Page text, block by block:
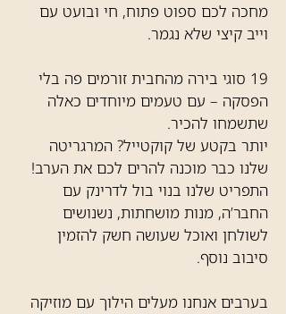
מחכה לכם ספוט פתוח, חי ובועט עם
וייב קיצי שלא נגמר.
19 סוגי בירה מהחבית זורמים פה בלי
הפסקה – עם טעמים מיוחדים כאלה
שתשמחו להכיר.
יותר בקטע של קוקטייל? המרגריטה
שלנו כבר מוכנה להרים לכם את הערב!
התפריט שלנו בנוי בול לדרינק עם
החבר’ה, מנות מושחתות, נשנושים
לשולחן ואוכל שעושה חשק להזמין
סיבוב נוסף.
בערבים אנחנו מעלים הילוך עם מוזיקה